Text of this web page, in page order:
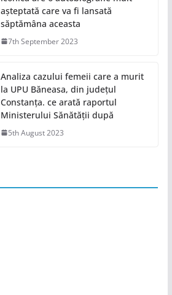
așteptată care va fi lansată
săptămâna aceasta
7th September 2023
Analiza cazului femeii care a murit
la UPU Băneasa, din județul
Constanța. ce arată raportul
Ministerului Sănătății după
5th August 2023